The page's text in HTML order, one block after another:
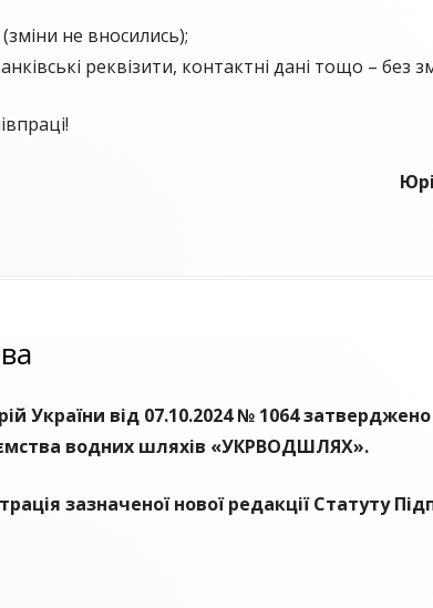
не вносились);
реквізити, контактні дані тощо – без
Юрій
України від 07.10.2024 № 1064
водних шляхів «УКРВОДШЛЯХ».
зазначеної нової редакції Статуту